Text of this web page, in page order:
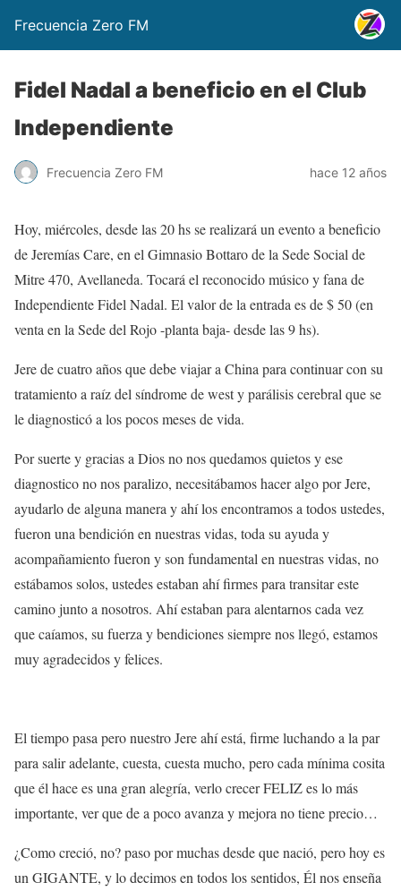
Frecuencia Zero FM
Fidel Nadal a beneficio en el Club
Independiente
Frecuencia Zero FM hace 12 años
Hoy, miércoles, desde las 20 hs se realizará un evento a beneficio
de Jeremías Care, en el Gimnasio Bottaro de la Sede Social de
Mitre 470, Avellaneda. Tocará el reconocido músico y fana de
Independiente Fidel Nadal. El valor de la entrada es de $ 50 (en
venta en la Sede del Rojo -planta baja- desde las 9 hs).
Jere de cuatro años que debe viajar a China para continuar con su
tratamiento a raíz del síndrome de west y parálisis cerebral que se
le diagnosticó a los pocos meses de vida.
Por suerte y gracias a Dios no nos quedamos quietos y ese
diagnostico no nos paralizo, necesitábamos hacer algo por Jere,
ayudarlo de alguna manera y ahí los encontramos a todos ustedes,
fueron una bendición en nuestras vidas, toda su ayuda y
acompañamiento fueron y son fundamental en nuestras vidas, no
estábamos solos, ustedes estaban ahí firmes para transitar este
camino junto a nosotros. Ahí estaban para alentarnos cada vez
que caíamos, su fuerza y bendiciones siempre nos llegó, estamos
muy agradecidos y felices.
El tiempo pasa pero nuestro Jere ahí está, firme luchando a la par
para salir adelante, cuesta, cuesta mucho, pero cada mínima cosita
que él hace es una gran alegría, verlo crecer FELIZ es lo más
importante, ver que de a poco avanza y mejora no tiene precio…
¿Como creció, no? paso por muchas desde que nació, pero hoy es
un GIGANTE, y lo decimos en todos los sentidos, Él nos enseña